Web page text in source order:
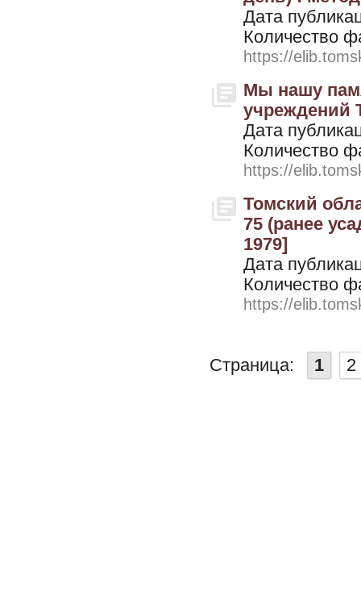
Дата
Количество
https://
Мы нашу
учреждений
Дата
Количество
https://
Томский
75 (ранее
1979]
Дата
Количество
https://
Страница: 1 2